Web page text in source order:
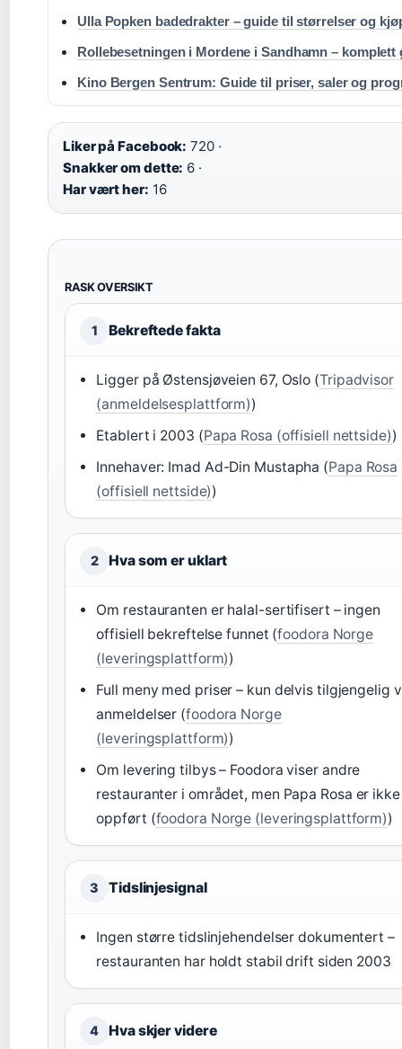
Ulla Popken badedrakter – guide til størrelser og
Rollebesetningen i Mordene i Sandhamn – komplett
Kino Bergen Sentrum: Guide til priser, saler og
Liker på Facebook: 720 ·
Snakker om dette: 6 ·
Har vært her: 16
RASK OVERSIKT
1 Bekreftede fakta
Ligger på Østensjøveien 67, Oslo (Tripadvisor
(anmeldelsesplattform))
Etablert i 2003 (Papa Rosa (offisiell nettside))
Innehaver: Imad Ad-Din Mustapha (Papa Rosa
(offisiell nettside))
2 Hva som er uklart
Om restauranten er halal-sertifisert – ingen
offisiell bekreftelse funnet (foodora Norge
(leveringsplattform))
Full meny med priser – kun delvis tilgjengelig
anmeldelser (foodora Norge
(leveringsplattform))
Om levering tilbys – Foodora viser andre
restauranter i området, men Papa Rosa er ikke
oppført (foodora Norge (leveringsplattform))
3 Tidslinjesignal
Ingen større tidslinjehendelser dokumentert –
restauranten har holdt stabil drift siden 2003
4 Hva skjer videre